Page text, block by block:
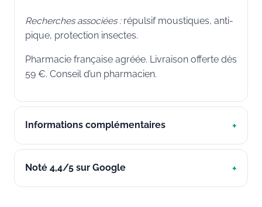
Recherches associées :répulsif moustiques, anti-
pique, protection insectes.
Pharmacie française agréée. Livraison offerte dès
59 €. Conseil d’un pharmacien.
Informations complémentaires
Noté 4,4/5 sur Google